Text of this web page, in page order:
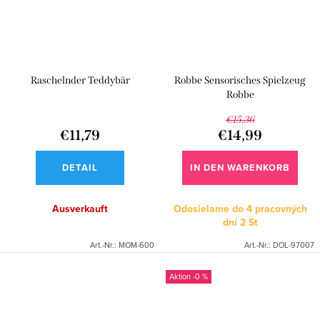
Raschelnder Teddybär
€11,79
DETAIL
Ausverkauft
Art.-Nr.: MOM-600
Robbe Sensorisches Spielzeug
Robbe
€15,36
€14,99
IN DEN WARENKORB
Odosielame do 4 pracovných
dní2 St
Art.-Nr.: DOL-97007
-0 %